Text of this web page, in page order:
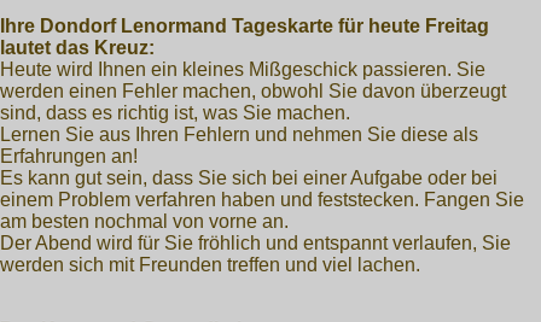
Ihre Dondorf Lenormand Tageskarte für heute Freitag
lautet das Kreuz:
Heute wird Ihnen ein kleines Mißgeschick passieren. Sie
werden einen Fehler machen, obwohl Sie davon überzeugt
sind, dass es richtig ist, was Sie machen.
Lernen Sie aus Ihren Fehlern und nehmen Sie diese als
Erfahrungen an!
Es kann gut sein, dass Sie sich bei einer Aufgabe oder bei
einem Problem verfahren haben und feststecken. Fangen Sie
am besten nochmal von vorne an.
Der Abend wird für Sie fröhlich und entspannt verlaufen, Sie
werden sich mit Freunden treffen und viel lachen.